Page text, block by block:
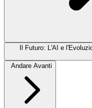
Il Futuro: L'AI e
Andare Avanti